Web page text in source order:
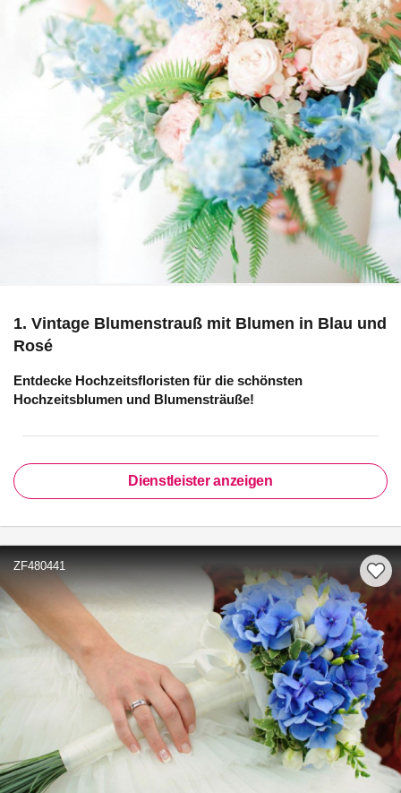
1. Vintage Blumenstrauß mit Blumen in Blau und
Rosé
Entdecke Hochzeitsfloristen für die schönsten
Hochzeitsblumen und Blumensträuße!
Dienstleister anzeigen
ZF480441